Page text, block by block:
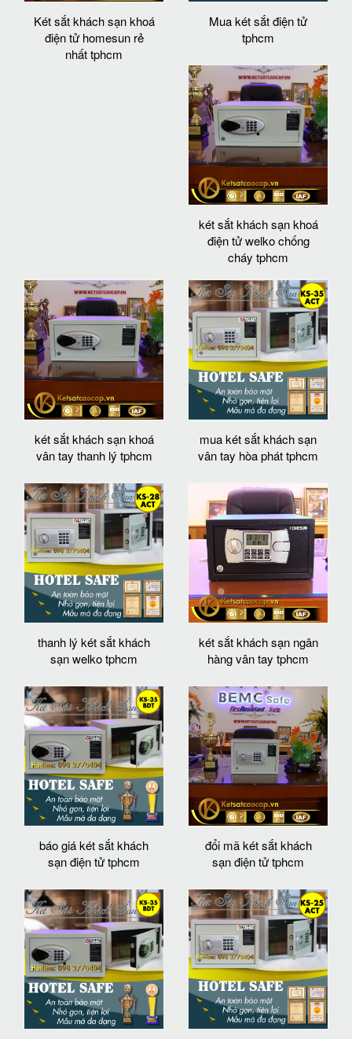
Két sắt khách sạn khoá
điện tử homesun rẻ
nhất tphcm
Mua két sắt điện tử
tphcm
két sắt khách sạn khoá
điện tử welko chống
cháy tphcm
két sắt khách sạn khoá
vân tay thanh lý tphcm
mua két sắt khách sạn
vân tay hòa phát tphcm
thanh lý két sắt khách
sạn welko tphcm
két sắt khách sạn ngân
hàng vân tay tphcm
báo giá két sắt khách
sạn điện tử tphcm
đổi mã két sắt khách
sạn điện tử tphcm